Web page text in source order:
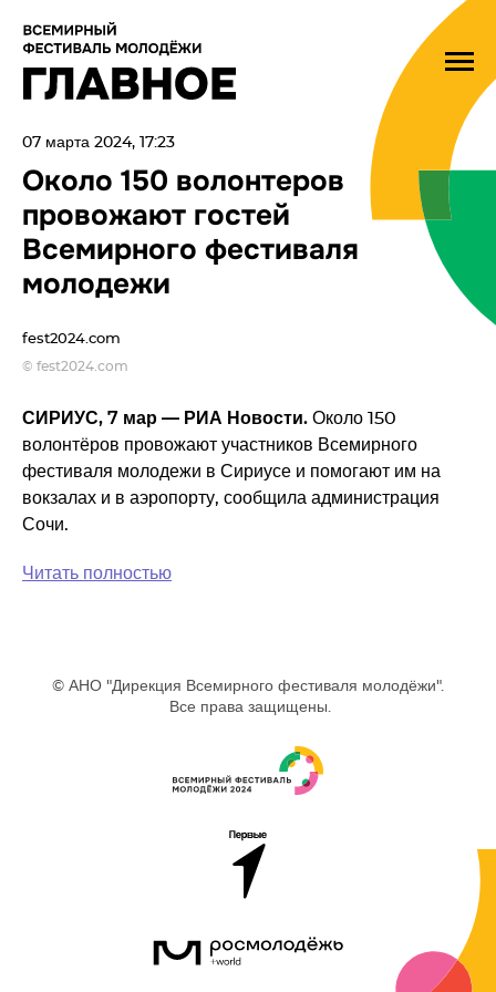
07 марта 2024, 17:23
Около 150 волонтеров
провожают гостей
Всемирного фестиваля
молодежи
fest2024.com
© fest2024.com
СИРИУС, 7 мар — РИА Новости. Около 150
волонтёров провожают участников Всемирного
фестиваля молодежи в Сириусе и помогают им на
вокзалах и в аэропорту, сообщила администрация
Сочи.
Читать полностью
© АНО "Дирекция Всемирного фестиваля молодёжи".
Все права защищены.